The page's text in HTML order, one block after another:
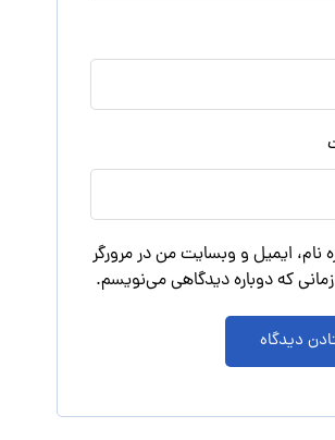
نام، ایمیل و وبسایت من در مرورگر
زمانی که دوباره دیدگاهی می‌نویسم.
دیدگاه